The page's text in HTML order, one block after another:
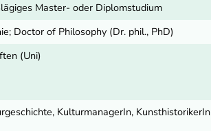
Master- oder Diplomstudium
Doctor of Philosophy (Dr. phil., PhD)
(Uni)
KulturmanagerIn, KunsthistorikerIn